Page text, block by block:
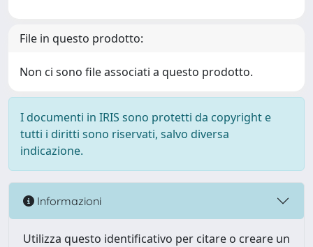
File in questo prodotto:
Non ci sono file associati a questo prodotto.
I documenti in IRIS sono protetti da copyright e
tutti i diritti sono riservati, salvo diversa
indicazione.
Informazioni
Utilizza questo identificativo per citare o creare un